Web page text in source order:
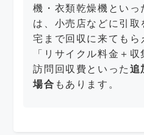
機・衣類乾燥機といっ
は、小売店などに引取
宅まで回収に来てもら
「リサイクル料金＋
訪問回収費といった 追
場合 もあります。